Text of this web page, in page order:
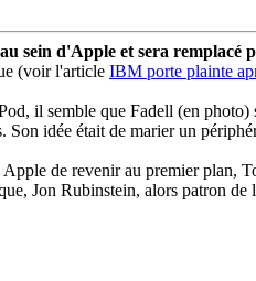
sein d'Apple et sera
(voir l'article IBM porte plainte
il semble que Fadell (en
idée était de marier un
de revenir au premier plan,
Jon Rubinstein, alors patron